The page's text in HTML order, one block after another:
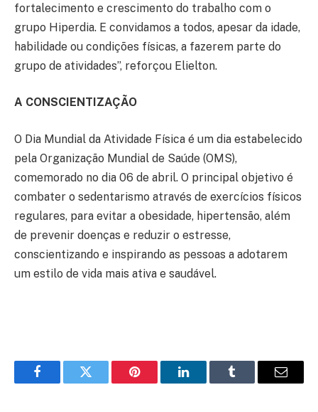
fortalecimento e crescimento do trabalho com o
grupo Hiperdia. E convidamos a todos, apesar da idade,
habilidade ou condições físicas, a fazerem parte do
grupo de atividades”, reforçou Elielton.
A CONSCIENTIZAÇÃO
O Dia Mundial da Atividade Física é um dia estabelecido
pela Organização Mundial de Saúde (OMS),
comemorado no dia 06 de abril. O principal objetivo é
combater o sedentarismo através de exercícios físicos
regulares, para evitar a obesidade, hipertensão, além
de prevenir doenças e reduzir o estresse,
conscientizando e inspirando as pessoas a adotarem
um estilo de vida mais ativa e saudável.
FacebookTwitter Pinterest LinkedInTumblr
E-